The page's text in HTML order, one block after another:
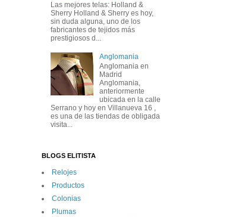
Las mejores telas: Holland &
Sherry Holland & Sherry es hoy,
sin duda alguna, uno de los
fabricantes de tejidos más
prestigiosos d...
Anglomania
Anglomania en
Madrid
Anglomania,
anteriormente
ubicada en la calle
Serrano y hoy en Villanueva 16 ,
es una de las tiendas de obligada
visita...
BLOGS ELITISTA
Relojes
Productos
Colonias
Plumas